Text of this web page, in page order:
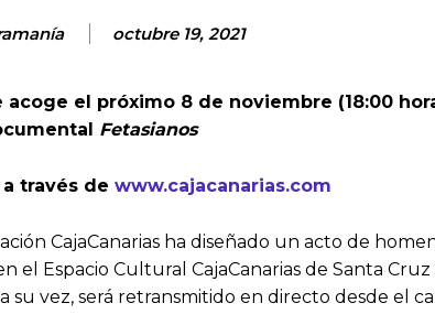
octubre 19, 2021
acoge el próximo 8 de noviembre (18:00
Fetasianos
través de www.cajacanarias.com
CajaCanarias ha diseñado un acto de
Espacio Cultural CajaCanarias de Santa
a su vez, será retransmitido en directo desde el